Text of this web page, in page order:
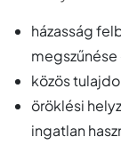
házasság
megszűnése
közös
öröklési
ingatlan